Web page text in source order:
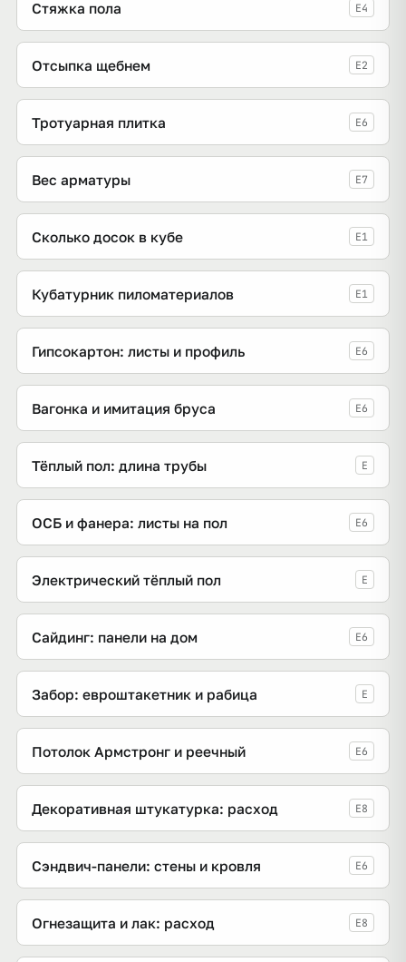
Стяжка пола E4
Отсыпка щебнем E2
Тротуарная плитка E6
Вес арматуры E7
Сколько досок в кубе E1
Кубатурник пиломатериалов E1
Гипсокартон: листы и профиль E6
Вагонка и имитация бруса E6
Тёплый пол: длина трубы E
ОСБ и фанера: листы на пол E6
Электрический тёплый пол E
Сайдинг: панели на дом E6
Забор: евроштакетник и рабица E
Потолок Армстронг и реечный E6
Декоративная штукатурка: расход E8
Сэндвич-панели: стены и кровля E6
Огнезащита и лак: расход E8